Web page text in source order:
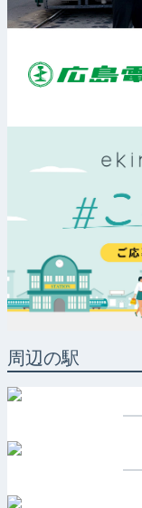
周辺の駅